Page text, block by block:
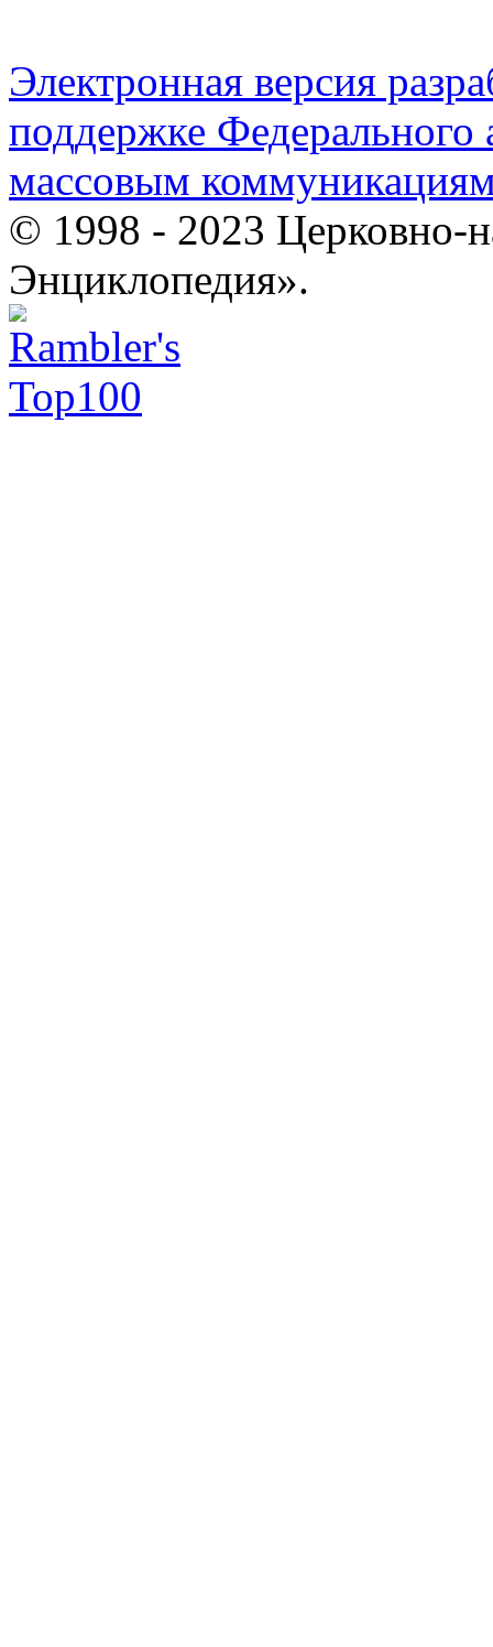
Электронная версия
поддержке Федерального
массовым
© 1998 - 2023 Церковно-
Энциклопедия».